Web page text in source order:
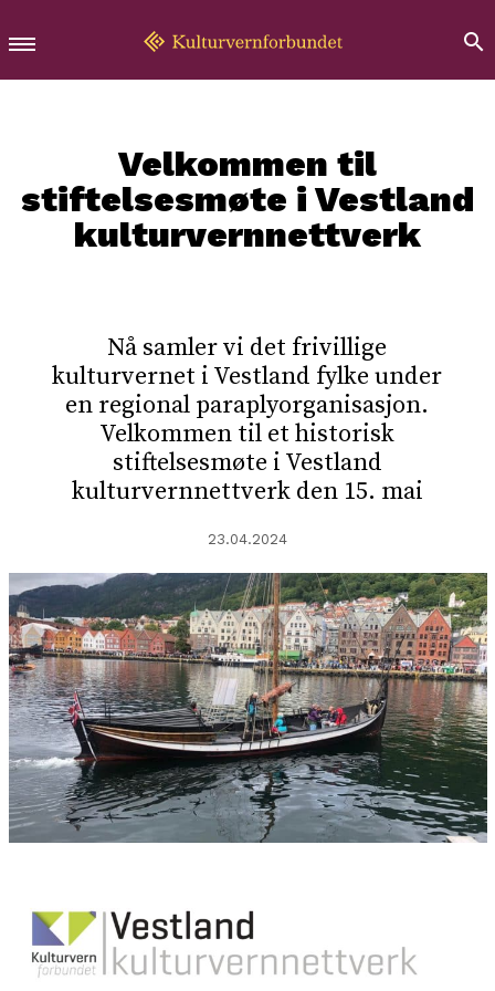
Velkommen til
stiftelsesmøte i Vestland
kulturvernnettverk
Nå samler vi det frivillige
kulturvernet i Vestland fylke under
en regional paraplyorganisasjon.
Velkommen til et historisk
stiftelsesmøte i Vestland
kulturvernnettverk den 15. mai
23.04.2024